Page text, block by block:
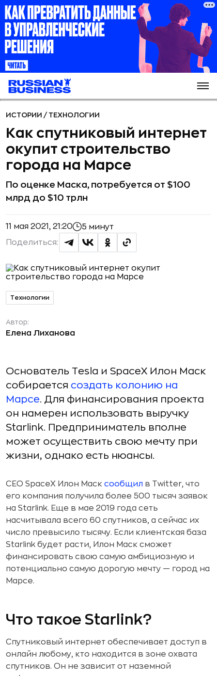
ИСТОРИИ / ТЕХНОЛОГИИ
Как спутниковый интернет
окупит строительство
города на Марсе
По оценке Маска, потребуется от $100
млрд до $10 трлн
11 мая 2021, 21:20 5 минут
Поделиться:
Технологии
Автор:
Елена Лиханова
Основатель Tesla и SpaceX Илон Маск
собирается создать колонию на
Марсе. Для финансирования проекта
он намерен использовать выручку
Starlink. Предприниматель вполне
может осуществить свою мечту при
жизни, однако есть нюансы.
CEO SpaceX Илон Маск сообщил в Twitter, что
его компания получила более 500 тысяч заявок
на Starlink. Еще в мае 2019 года сеть
насчитывала всего 60 спутников, а сейчас их
число превысило тысячу. Если клиентская база
Starlink будет расти, Илон Маск сможет
финансировать свою самую амбициозную и
потенциально самую дорогую мечту — город на
Марсе.
Что такое Starlink?
Спутниковый интернет обеспечивает доступ в
онлайн любому, кто находится в зоне охвата
спутников. Он не зависит от наземной